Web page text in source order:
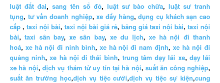
luật đất đai, sang tên sổ đỏ, luật sư bào chữa, luật sư tranh
tụng, tư vấn doanh nghiệp,xe đẩy hàng,dụng cụ khách sạn cao
cấp , taxi nội bài, taxi nội bài giá rẻ, bảng giá taxi nội bài, taxi nội
bài,taxi sân bay,xe sân bay,xe du lịch, xe hà nội đi thanh
hoá, xe hà nội đi ninh bình, xe hà nội đi nam định,xe hà nội đi
quảng ninh,xe hà nội đi thái bình, trung tâm dạy lái xe, dạy lái
xe hà nội,dịch vụ thám tử uy tín tại hà nội,suất ăn công nghiệp,
suất ăn trường học,dịch vụ tiệc cưới,dịch vụ tiệc sự kiện,cung